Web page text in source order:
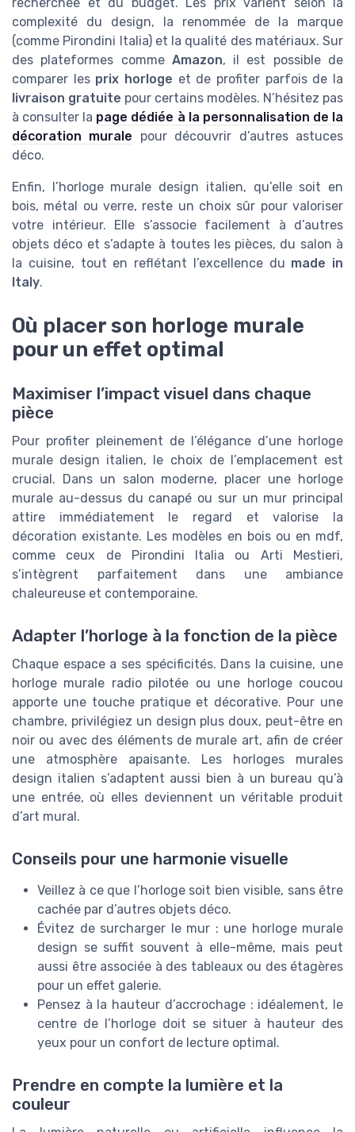
recherchée et du budget. Les prix varient selon la
complexité du design, la renommée de la marque
(comme Pirondini Italia) et la qualité des matériaux. Sur
des plateformes comme Amazon, il est possible de
comparer les prix horloge et de profiter parfois de la
livraison gratuite pour certains modèles. N’hésitez pas
à consulter la page dédiée à la personnalisation de la
décoration murale pour découvrir d’autres astuces
déco.
Enfin, l’horloge murale design italien, qu’elle soit en
bois, métal ou verre, reste un choix sûr pour valoriser
votre intérieur. Elle s’associe facilement à d’autres
objets déco et s’adapte à toutes les pièces, du salon à
la cuisine, tout en reflétant l’excellence du made in
Italy.
Où placer son horloge murale
pour un effet optimal
Maximiser l’impact visuel dans chaque
pièce
Pour profiter pleinement de l’élégance d’une horloge
murale design italien, le choix de l’emplacement est
crucial. Dans un salon moderne, placer une horloge
murale au-dessus du canapé ou sur un mur principal
attire immédiatement le regard et valorise la
décoration existante. Les modèles en bois ou en mdf,
comme ceux de Pirondini Italia ou Arti Mestieri,
s’intègrent parfaitement dans une ambiance
chaleureuse et contemporaine.
Adapter l’horloge à la fonction de la pièce
Chaque espace a ses spécificités. Dans la cuisine, une
horloge murale radio pilotée ou une horloge coucou
apporte une touche pratique et décorative. Pour une
chambre, privilégiez un design plus doux, peut-être en
noir ou avec des éléments de murale art, afin de créer
une atmosphère apaisante. Les horloges murales
design italien s’adaptent aussi bien à un bureau qu’à
une entrée, où elles deviennent un véritable produit
d’art mural.
Conseils pour une harmonie visuelle
Veillez à ce que l’horloge soit bien visible, sans être
cachée par d’autres objets déco.
Évitez de surcharger le mur : une horloge murale
design se suffit souvent à elle-même, mais peut
aussi être associée à des tableaux ou des étagères
pour un effet galerie.
Pensez à la hauteur d’accrochage : idéalement, le
centre de l’horloge doit se situer à hauteur des
yeux pour un confort de lecture optimal.
Prendre en compte la lumière et la
couleur